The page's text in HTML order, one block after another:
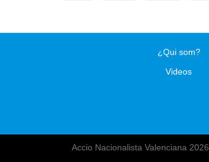
¿Qui som?
Videos
Accio Nacionalista Valenciana 2026